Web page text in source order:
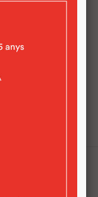
'A
del
i promoure
Empresaris i
es reuneixen al